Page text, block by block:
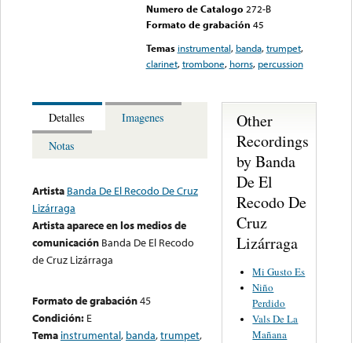
Numero de Catalogo 272-B
Formato de grabación 45
Temas instrumental, banda,trumpet,
clarinet,trombone, horns, percussion
Detalles
Imagenes
Notas
Artista Banda De El Recodo De Cruz
Lizárraga
Artista aparece en los medios de
comunicación Banda De El Recodo
de Cruz Lizárraga
Formato de grabación45
Condición: E
Tema instrumental, banda,trumpet,
Other
Recordings
by Banda
De El
Recodo De
Cruz
Lizárraga
Mi Gusto Es
Niño
Perdido
Vals De La
Mañana